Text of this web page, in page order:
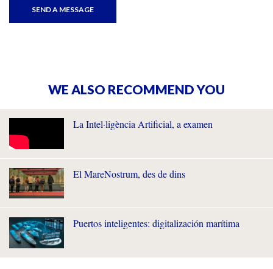
WE ALSO RECOMMEND YOU
La Intel·ligència Artificial, a examen
El MareNostrum, des de dins
Puertos inteligentes: digitalización marítima